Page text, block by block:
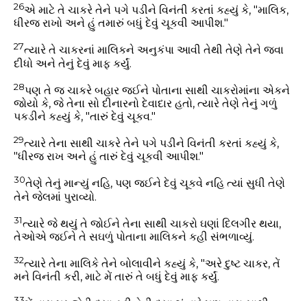
26એ માટે તે ચાકરે તેને પગે પડીને વિનંતી કરતાં કહ્યું કે, "માલિક,
ધીરજ રાખો અને હું તમારું બધું દેવું ચૂકવી આપીશ."
27ત્યારે તે ચાકરનાં માલિકને અનુકંપા આવી તેથી તેણે તેને જવા
દીધો અને તેનું દેવું માફ કર્યું.
28પણ તે જ ચાકરે બહાર જઈને પોતાના સાથી ચાકરોમાંના એકને
જોયો કે, જે તેના સો દીનારનો દેવાદાર હતો, ત્યારે તેણે તેનું ગળું
પકડીને કહ્યું કે, "તારું દેવું ચૂકવ."
29ત્યારે તેના સાથી ચાકરે તેને પગે પડીને વિનંતી કરતાં કહ્યું કે,
"ધીરજ રાખ અને હું તારું દેવું ચૂકવી આપીશ."
30તેણે તેનું માન્યું નહિ, પણ જઈને દેવું ચૂકવે નહિ ત્યાં સુધી તેણે
તેને જેલમાં પુરાવ્યો.
31ત્યારે જે થયું તે જોઈને તેના સાથી ચાકરો ઘણાં દિલગીર થયા,
તેઓએ જઈને તે સઘળું પોતાના માલિકને કહી સંભળાવ્યું.
32ત્યારે તેના માલિકે તેને બોલાવીને કહ્યું કે, "અરે દુષ્ટ ચાકર, તેં
મને વિનંતી કરી, માટે મેં તારું તે બધું દેવું માફ કર્યું.